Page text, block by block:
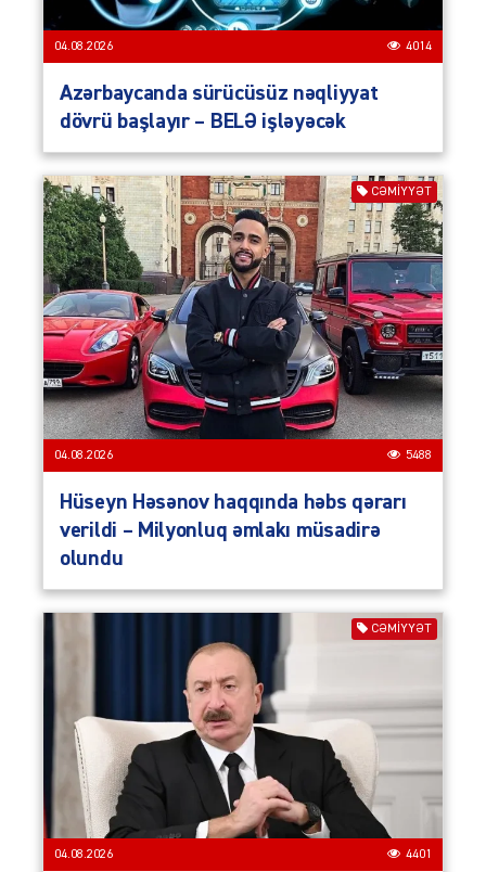
04.08.2026 4014
Azərbaycanda sürücüsüz nəqliyyat
dövrü başlayır – BELƏ işləyəcək
CƏMIYYƏT
04.08.2026 5488
Hüseyn Həsənov haqqında həbs qərarı
verildi – Milyonluq əmlakı müsadirə
olundu
CƏMIYYƏT
04.08.2026 4401